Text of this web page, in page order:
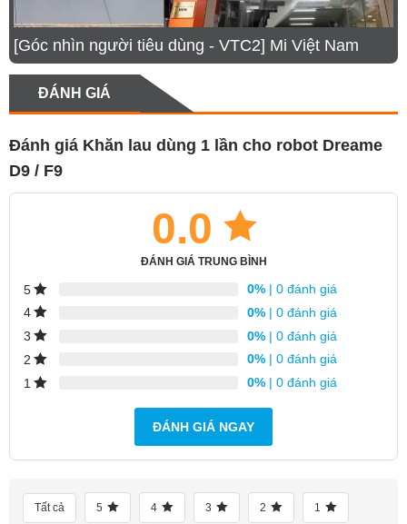
CÂU HỎI CHUNG THƯỜNG GẶP
Làm sao tôi có thể biết đây là hàng chính hãng?
Giá sản phẩm trên web đã bao gồm thuế VAT
Có được kiểm tra sản phẩm trước khi nhận hàng?
Tôi cần hướng dẫn sử dụng chi tiết về sản phẩm,
Mi Việt Nam có hỗ trợ không? Liên hệ bằng cách
nào?
Phương thức trả góp sản phẩm như thế nào?
Mua trực tiếp và online thì chất lượng sản phẩm
có như nhau không?
[Góc nhìn người tiêu dùng - VTC2] Mi Việt Nam
ĐÁNH GIÁ
Đánh giá Khăn lau dùng 1 lần cho robot Dreame
D9 / F9
0.0
ĐÁNH GIÁ TRUNG BÌNH
5 0% | 0 đánh giá
4
0% | 0 đánh giá
3
0% | 0 đánh giá
2
0% | 0 đánh giá
1
0% | 0 đánh giá
ĐÁNH GIÁ NGAY
Tất cả 5 4 3 2 1